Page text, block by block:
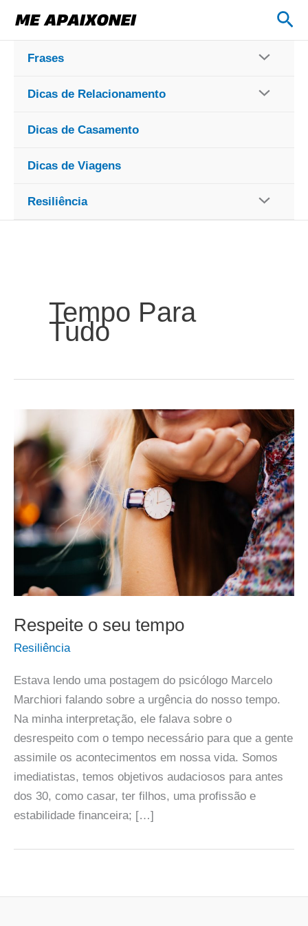
para
conteúdo
Frases
Dicas de Relacionamento
Dicas de Casamento
Dicas de Viagens
Resiliência
Tempo Para
Tudo
Respeite o seu tempo
Resiliência
Estava lendo uma postagem do psicólogo Marcelo
Marchiori falando sobre a urgência do nosso tempo.
Na minha interpretação, ele falava sobre o
desrespeito com o tempo necessário para que a gente
assimile os acontecimentos em nossa vida. Somos
imediatistas, temos objetivos audaciosos para antes
dos 30, como casar, ter filhos, uma profissão e
estabilidade financeira; […]